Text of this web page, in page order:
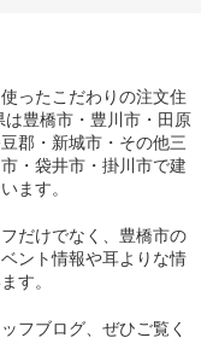
ったこだわりの注文住
豊橋市・豊川市・田原
郡・新城市・その他三
・袋井市・掛川市で建
ます。
だけでなく、豊橋市の
ント情報や耳よりな情
す。
フブログ、ぜひご覧く